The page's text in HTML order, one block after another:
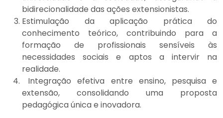
bidirecionalidade das ações extensionistas.
Estimulação da aplicação prática do
conhecimento teórico, contribuindo para a
formação de profissionais sensíveis às
necessidades sociais e aptos a intervir na
realidade.
Integração efetiva entre ensino, pesquisa e
extensão, consolidando uma proposta
pedagógica única e inovadora.